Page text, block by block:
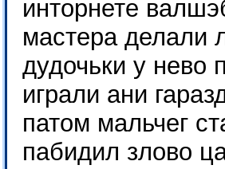
инторнете
мастера делали
дудочьки у нево
играли ани
патом мальчег
пабидил злово